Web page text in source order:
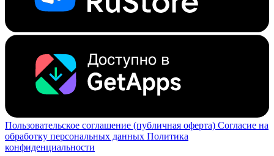
Пользовательское соглашение (публичная оферта) Согласие на
обработку персональных данных Политика
конфиденциальности